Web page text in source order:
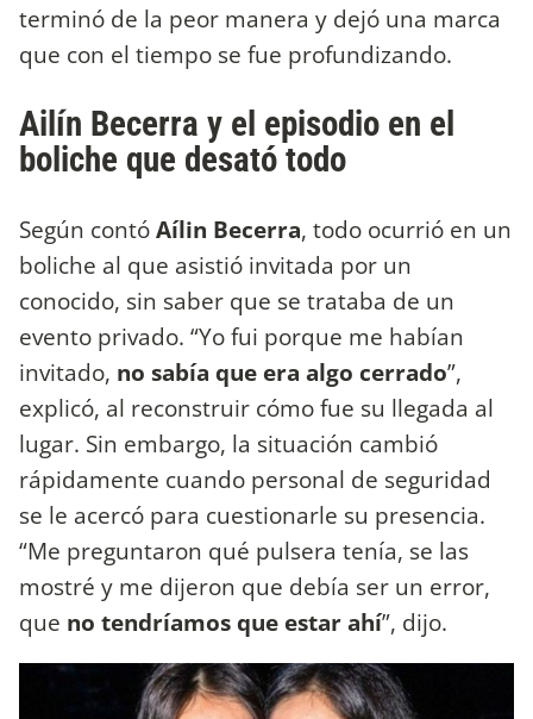
terminó de la peor manera y dejó una marca
que con el tiempo se fue profundizando.
Ailín Becerra y el episodio en el
boliche que desató todo
Según contóAílin Becerra, todo ocurrió en un
boliche al que asistió invitada por un
conocido, sin saber que se trataba de un
evento privado. “Yo fui porque me habían
invitado, no sabía que era algo cerrado”,
explicó, al reconstruir cómo fue su llegada al
lugar. Sin embargo, la situación cambió
rápidamente cuando personal de seguridad
se le acercó para cuestionarle su presencia.
“Me preguntaron qué pulsera tenía, se las
mostré y me dijeron que debía ser un error,
que no tendríamos que estar ahí”, dijo.